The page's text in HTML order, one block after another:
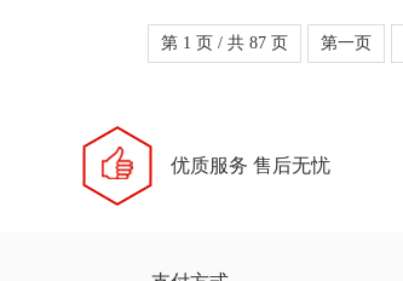
第 1 页 / 共 87 页 第一页
优质服务 售后无忧